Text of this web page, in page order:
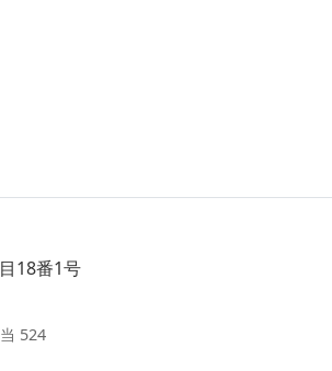
18番1号
524